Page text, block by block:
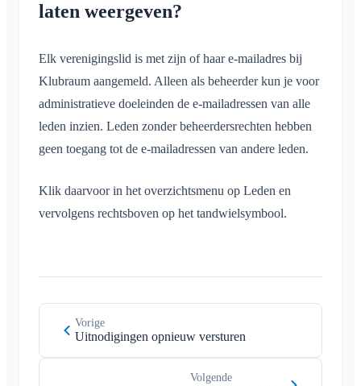
laten weergeven?
Elk verenigingslid is met zijn of haar e-mailadres bij
Klubraum aangemeld. Alleen als beheerder kun je voor
administratieve doeleinden de e-mailadressen van alle
leden inzien. Leden zonder beheerdersrechten hebben
geen toegang tot de e-mailadressen van andere leden.
Klik daarvoor in het overzichtsmenu op Leden en
vervolgens rechtsboven op het tandwielsymbool.
Vorige
Uitnodigingen opnieuw versturen
Volgende